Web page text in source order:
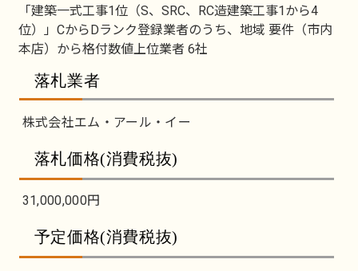
「建築一式工事1位（S、SRC、RC造建築工事1から4
位）」CからDランク登録業者のうち、地域 要件（市内
本店）から格付数値上位業者 6社
落札業者
株式会社エム・アール・イー
落札価格(消費税抜)
31,000,000円
予定価格(消費税抜)